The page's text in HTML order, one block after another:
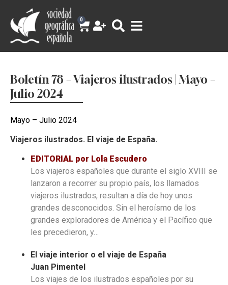
0
Boletín 78 – Viajeros ilustrados | Mayo –
Julio 2024
Mayo – Julio 2024
Viajeros ilustrados. El viaje de España.
EDITORIAL por Lola Escudero
Los viajeros españoles que durante el siglo XVIII se
lanzaron a recorrer su propio país, los llamados
viajeros ilustrados, resultan a día de hoy unos
grandes desconocidos. Sin el heroísmo de los
grandes exploradores de América y el Pacífico que
les precedieron, y…
El viaje interior o el viaje de España
Juan Pimentel
Los viajes de los ilustrados españoles por su